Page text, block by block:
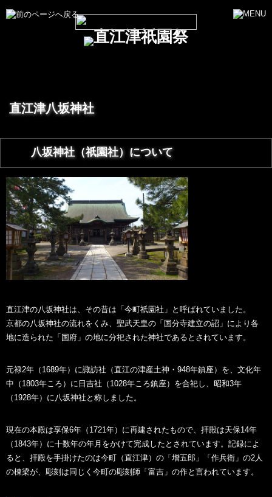
直江津八坂神社
八坂神社（祇園社）について
直江津の八坂神社は、その昔は「今町祇園社」と呼ばれていました。
京都の八坂神社の流れをくみ、聖武天皇の「国分寺建立の詔」により各
地に造られた「国府」の地に分祀された神社であるとされています。
元禄2年（1689年）に諏訪社（直江の津産土神・948年鎮座）を、文化年
中（1803年ころ）に日吉社（1028年ころ鎮座）を合祀し、昭和3年
（1928年）に八坂神社と称しました。
現在の本殿は享保6年（1721年）に再建されたもので、拝殿は天保14年
（1843年）に十数年の年月をかけて完成したとされています。記録によ
ると、拝殿を手掛けたのは今町（直江津）の「增五郎」「作兵衛」の2人
の棟梁が、彫刻は同じく今町の彫刻師「富吉」の作と言われています。